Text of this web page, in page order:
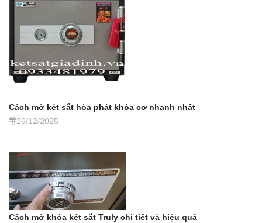
Cách mở két sắt hòa phát khóa cơ nhanh nhất
26/12/2025
Cách mở khóa két sắt Truly chi tiết và hiệu quả